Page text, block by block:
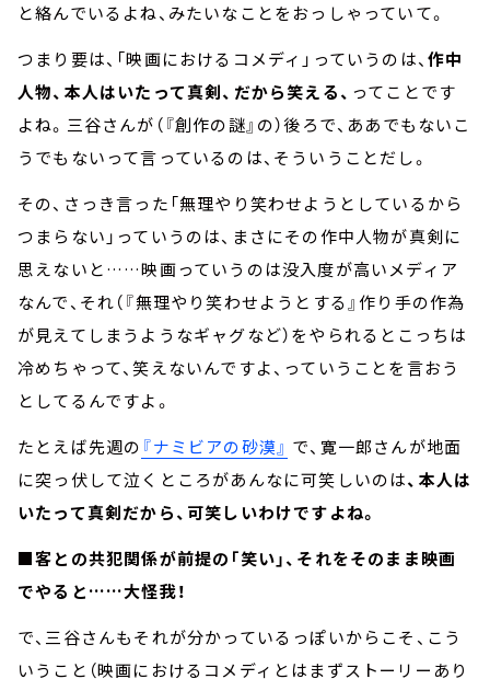
と絡んでいるよね、みたいなことをおっしゃっていて。
つまり要は、「映画におけるコメディ」っていうのは、作中
人物、本人はいたって真剣、だから笑える、 ってことです
よね。三谷さんが（『創作の謎』の）後ろで、ああでもないこ
うでもないって言っているのは、そういうことだし。
その、さっき言った「無理やり笑わせようとしているから
つまらない」っていうのは、まさにその作中人物が真剣に
思えないと……映画っていうのは没入度が高いメディア
なんで、それ（『無理やり笑わせようとする』作り手の作為
が見えてしまうようなギャグなど）をやられるとこっちは
冷めちゃって、笑えないんですよ、っていうことを言おう
としてるんですよ。
たとえば先週の 『ナミビアの砂漠』 で、寛一郎さんが地面
に突っ伏して泣くところがあんなに可笑しいのは、本人は
いたって真剣だから、可笑しいわけですよね。
■客との共犯関係が前提の「笑い」、それをそのまま映画
でやると……大怪我！
で、三谷さんもそれが分かっているっぽいからこそ、こう
いうこと（映画におけるコメディとはまずストーリーあり